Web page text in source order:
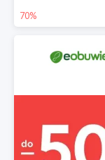
70%